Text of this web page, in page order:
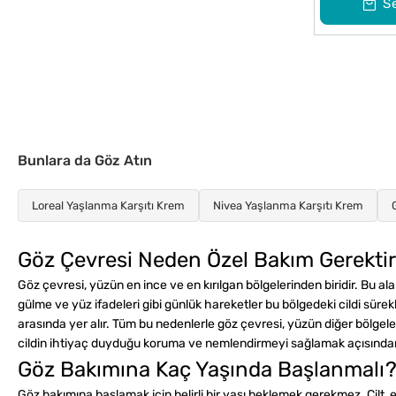
Bunlara da Göz Atın
Loreal Yaşlanma Karşıtı Krem Nivea Yaşlanma Karşıtı Krem
Göz Çevresi Neden Özel Bakım
Göz çevresi, yüzün en ince ve en kırılgan bölgelerinden biridir. Bu
gülme ve yüz ifadeleri gibi günlük hareketler bu bölgedeki cildi
arasında yer alır. Tüm bu nedenlerle göz çevresi, yüzün diğer
cildin ihtiyaç duyduğu koruma ve nemlendirmeyi sağlamak
Göz Bakımına Kaç Yaşında Başlanmalı?